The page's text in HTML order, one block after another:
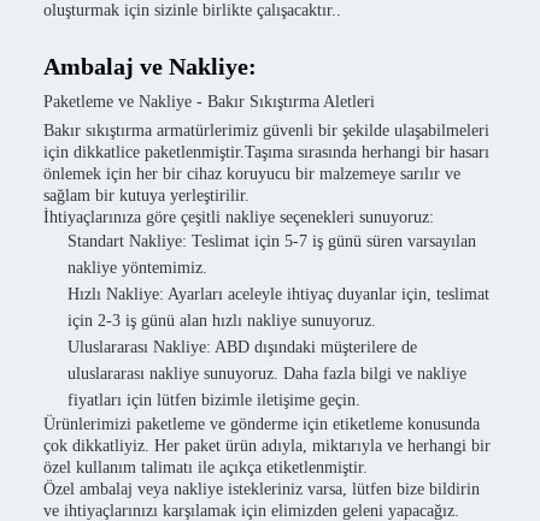
oluşturmak için sizinle birlikte çalışacaktır..
Ambalaj ve Nakliye:
Paketleme ve Nakliye - Bakır Sıkıştırma Aletleri
Bakır sıkıştırma armatürlerimiz güvenli bir şekilde ulaşabilmeleri
için dikkatlice paketlenmiştir.Taşıma sırasında herhangi bir hasarı
önlemek için her bir cihaz koruyucu bir malzemeye sarılır ve
sağlam bir kutuya yerleştirilir.
İhtiyaçlarınıza göre çeşitli nakliye seçenekleri sunuyoruz:
Standart Nakliye: Teslimat için 5-7 iş günü süren varsayılan
nakliye yöntemimiz.
Hızlı Nakliye: Ayarları aceleyle ihtiyaç duyanlar için, teslimat
için 2-3 iş günü alan hızlı nakliye sunuyoruz.
Uluslararası Nakliye: ABD dışındaki müşterilere de
uluslararası nakliye sunuyoruz. Daha fazla bilgi ve nakliye
fiyatları için lütfen bizimle iletişime geçin.
Ürünlerimizi paketleme ve gönderme için etiketleme konusunda
çok dikkatliyiz. Her paket ürün adıyla, miktarıyla ve herhangi bir
özel kullanım talimatı ile açıkça etiketlenmiştir.
Özel ambalaj veya nakliye istekleriniz varsa, lütfen bize bildirin
ve ihtiyaçlarınızı karşılamak için elimizden geleni yapacağız.